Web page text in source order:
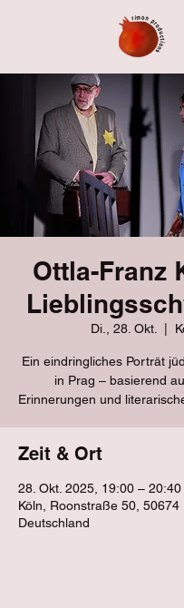
Ottla-Franz
Di., 28. Okt.
Ein eindringliches Porträt
in Prag – basierend
Erinnerungen und
Zeit & Ort
28. Okt. 2025, 19:00 – 20:40
Köln, Roonstraße 50, 50674
Deutschland